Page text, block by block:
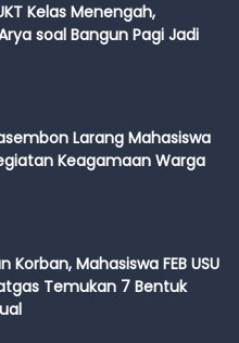
Kelas Menengah,
soal Bangun Pagi Jadi
Larang Mahasiswa
Keagamaan Warga
Korban, Mahasiswa FEB USU
Temukan 7 Bentuk